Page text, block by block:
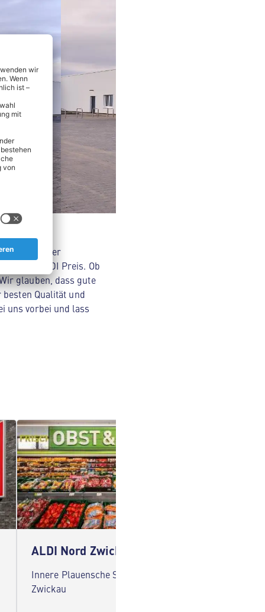
über
ALDI Preis. Ob
glauben, dass gute
Qualität und
uns vorbei und lass
ALDI Nord Zwickau
Innere Plauensche Straße 14 08056
Zwickau